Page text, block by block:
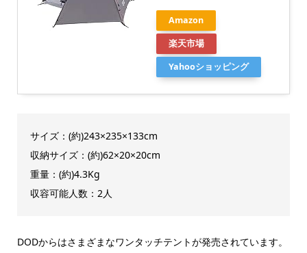
Amazon
楽天市場
Yahooショッピング
サイズ：(約)243×235×133cm
収納サイズ：(約)62×20×20cm
重量：(約)4.3Kg
収容可能人数：2人
DODからはさまざまなワンタッチテントが発売されています。